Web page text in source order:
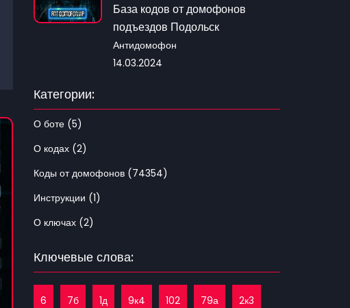
База кодов от домофонов
подъездов Подольск
Антидомофон
14.03.2024
Категории:
О боте (5)
О кодах (2)
Коды от домофонов (74354)
Инструкции (1)
О ключах (2)
Ключевые слова:
6 7б 1д 9к4 102 79а 2к3